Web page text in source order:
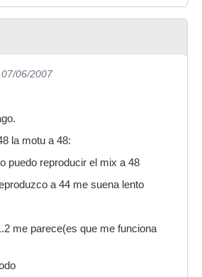
06/2007
la motu a 48:
puedo reproducir el mix a 48
a 44 me suena lento
me parece(es que me funciona